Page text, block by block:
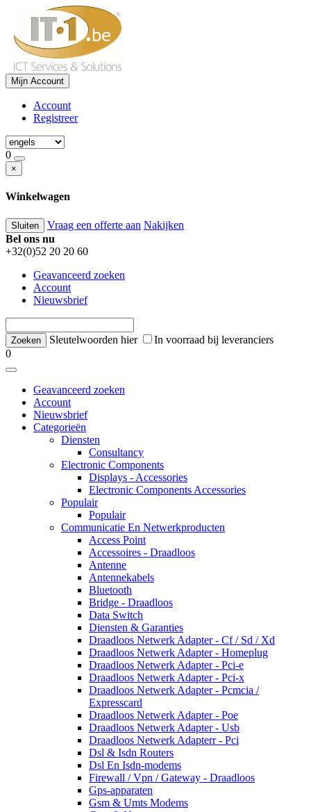
Mijn Account
Account
Registreer
0
×
Winkelwagen
Sluiten Vraag een offerte aan Nakijken
Bel ons nu
+32(0)52 20 20 60
Geavanceerd zoeken
Account
Nieuwsbrief
Sleutelwoorden hier
In voorraad bij leveranciers
0
Geavanceerd zoeken
Account
Nieuwsbrief
Categorieën
Diensten
Consultancy
Electronic Components
Displays - Accessories
Electronic Components Accessories
Populair
Populair
Communicatie En Netwerkproducten
Access Point
Accessoires - Draadloos
Antenne
Antennekabels
Bluetooth
Bridge - Draadloos
Data Switch
Diensten & Garanties
Draadloos Netwerk Adapter - Cf / Sd / Xd
Draadloos Netwerk Adapter - Homeplug
Draadloos Netwerk Adapter - Pci-e
Draadloos Netwerk Adapter - Pci-x
Draadloos Netwerk Adapter - Pcmcia /
Expresscard
Draadloos Netwerk Adapter - Poe
Draadloos Netwerk Adapter - Usb
Draadloos Netwerk Adapterr - Pci
Dsl & Isdn Routers
Dsl En Isdn-modems
Firewall / Vpn / Gateway - Draadloos
Gps-apparaten
Gsm & Umts Modems